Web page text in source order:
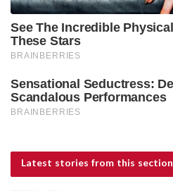
Latest stories from this section